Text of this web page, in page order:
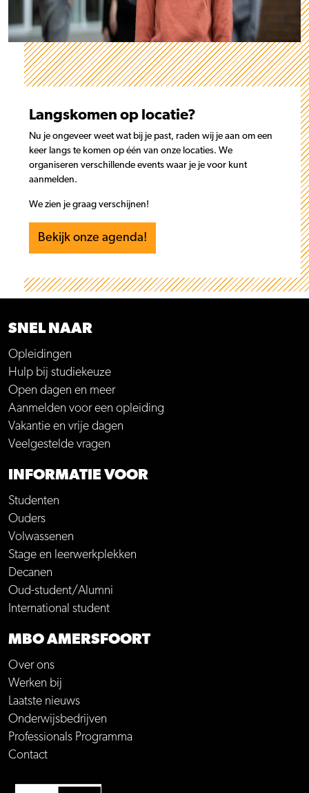
Langskomen op locatie?
Nu je ongeveer weet wat bij je past, raden wij je aan om een
keer langs te komen op één van onze locaties. We
organiseren verschillende events waar je je voor kunt
aanmelden.
We zien je graag verschijnen!
Bekijk onze agenda!
SNEL NAAR
Opleidingen
Hulp bij studiekeuze
Open dagen en meer
Aanmelden voor een opleiding
Vakantie en vrije dagen
Veelgestelde vragen
INFORMATIE VOOR
Studenten
Ouders
Volwassenen
Stage en leerwerkplekken
Decanen
Oud-student/Alumni
International student
MBO AMERSFOORT
Over ons
Werken bij
Laatste nieuws
Onderwijsbedrijven
Professionals Programma
Contact